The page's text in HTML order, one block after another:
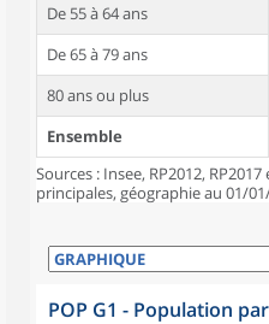
De 55 à 64 ans
De 65 à 79 ans
80 ans ou plus
Ensemble
Sources : Insee, RP2012,
principales, géographie au 01/
POP G1 - Population